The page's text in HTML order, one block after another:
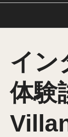
TUJへのご支
援
テンプル大学
日本校 (TUJ) に
イン
体験